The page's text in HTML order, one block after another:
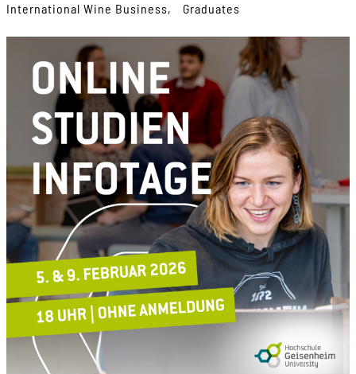
International Wine Business
Graduates